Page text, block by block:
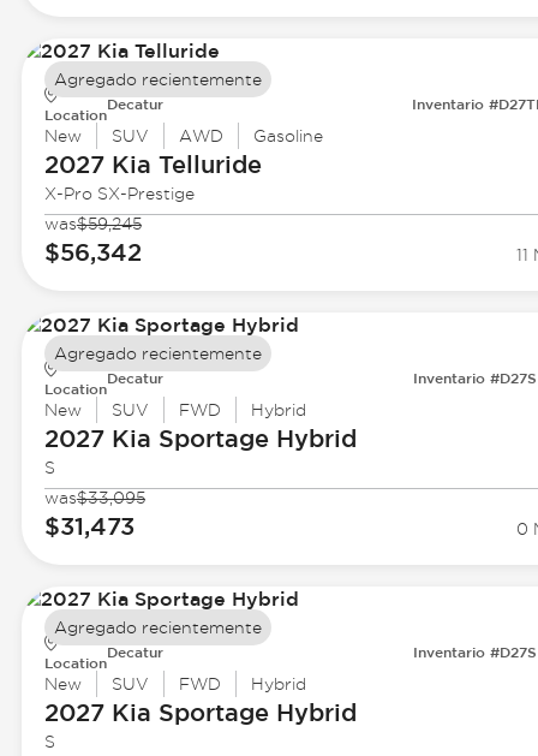
Location
Decatur Inventario
New SUV AWD Gasoline
2027 Kia Telluride
X-Pro SX-Prestige
was$59,245
$56,342 11
Agregado recientemente
Location
Decatur Inventario
New SUV FWD Hybrid
2027 Kia Sportage Hybrid
S
was$33,095
$31,473 0
Agregado recientemente
Location
Decatur Inventario
New SUV FWD Hybrid
2027 Kia Sportage Hybrid
S
Agregado recientemente